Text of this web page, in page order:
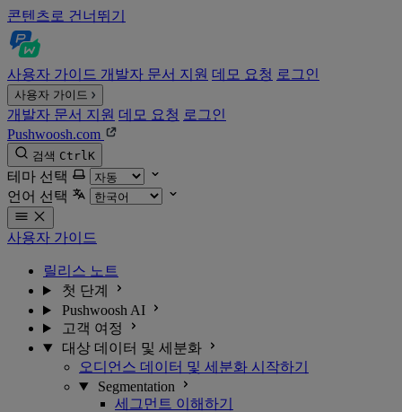
콘텐츠로 건너뛰기
사용자 가이드 개발자 문서 지원 데모 요청 로그인
사용자 가이드
개발자 문서 지원 데모 요청 로그인
Pushwoosh.com
검색 CtrlK
테마 선택
언어 선택
사용자 가이드
릴리스 노트
첫 단계
Pushwoosh AI
고객 여정
대상 데이터 및 세분화
오디언스 데이터 및 세분화 시작하기
Segmentation
세그먼트 이해하기